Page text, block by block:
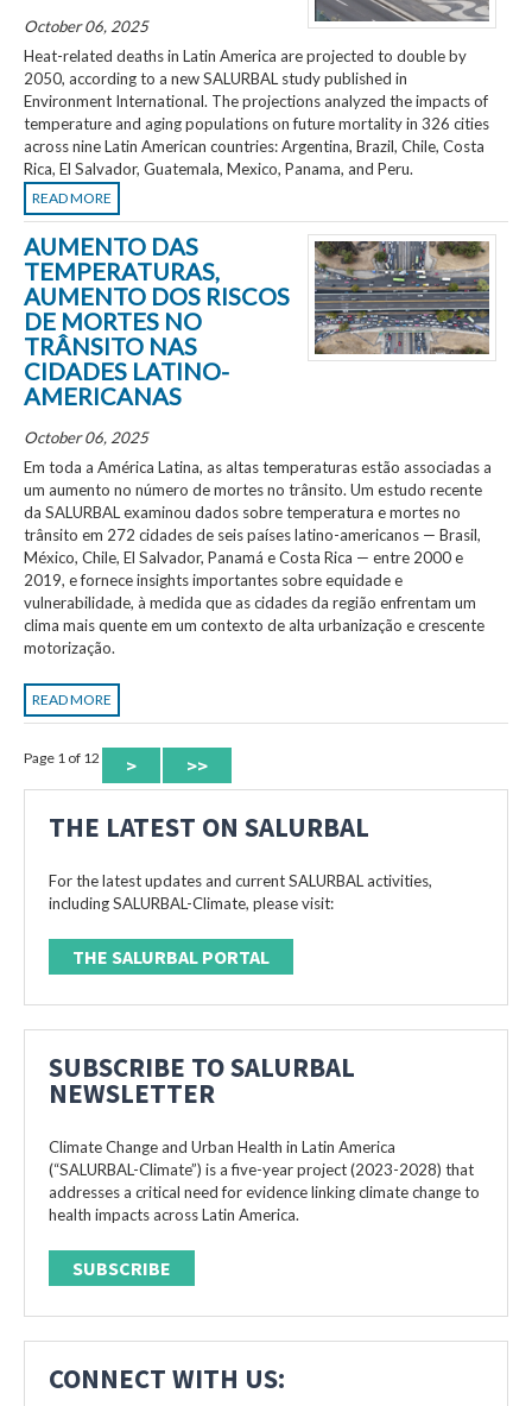
October 06, 2025
Heat-related deaths in Latin America are projected to double by
2050, according to a new SALURBAL study published in
Environment International. The projections analyzed the impacts of
temperature and aging populations on future mortality in 326 cities
across nine Latin American countries: Argentina, Brazil, Chile, Costa
Rica, El Salvador, Guatemala, Mexico, Panama, and Peru.
READ MORE
AUMENTO DAS
TEMPERATURAS,
AUMENTO DOS RISCOS
DE MORTES NO
TRÂNSITO NAS
CIDADES LATINO-
AMERICANAS
October 06, 2025
Em toda a América Latina, as altas temperaturas estão associadas a
um aumento no número de mortes no trânsito. Um estudo recente
da SALURBAL examinou dados sobre temperatura e mortes no
trânsito em 272 cidades de seis países latino-americanos — Brasil,
México, Chile, El Salvador, Panamá e Costa Rica — entre 2000 e
2019, e fornece insights importantes sobre equidade e
vulnerabilidade, à medida que as cidades da região enfrentam um
clima mais quente em um contexto de alta urbanização e crescente
motorização.
READ MORE
Page 1 of 12 > >>
THE LATEST ON SALURBAL
For the latest updates and current SALURBAL activities,
including SALURBAL-Climate, please visit:
THE SALURBAL PORTAL
SUBSCRIBE TO SALURBAL
NEWSLETTER
Climate Change and Urban Health in Latin America
(“SALURBAL-Climate”) is a five-year project (2023-2028) that
addresses a critical need for evidence linking climate change to
health impacts across Latin America.
SUBSCRIBE
CONNECT WITH US: